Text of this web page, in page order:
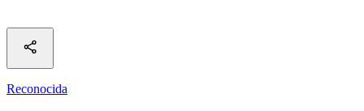
Reconocida